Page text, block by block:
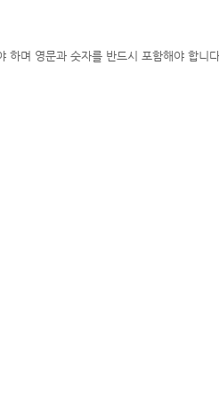
하며 영문과 숫자를 반드시 포함해야 합니